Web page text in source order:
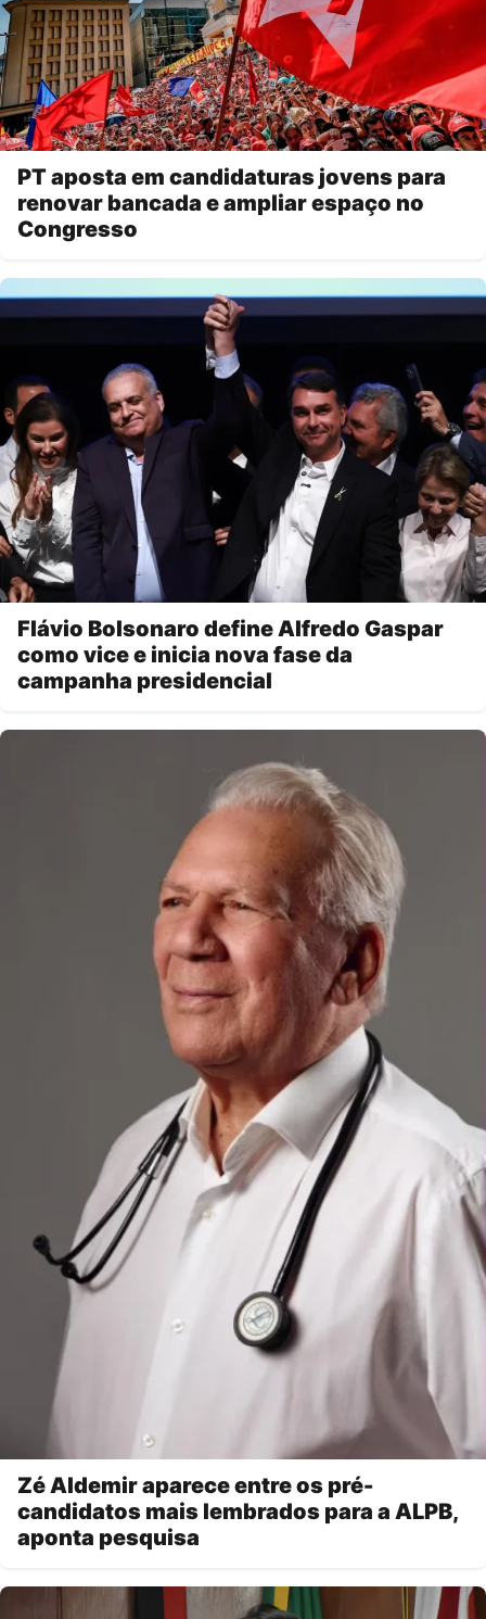
PT aposta em candidaturas jovens para
renovar bancada e ampliar espaço no
Congresso
Flávio Bolsonaro define Alfredo Gaspar
como vice e inicia nova fase da
campanha presidencial
Zé Aldemir aparece entre os pré-
candidatos mais lembrados para a ALPB,
aponta pesquisa